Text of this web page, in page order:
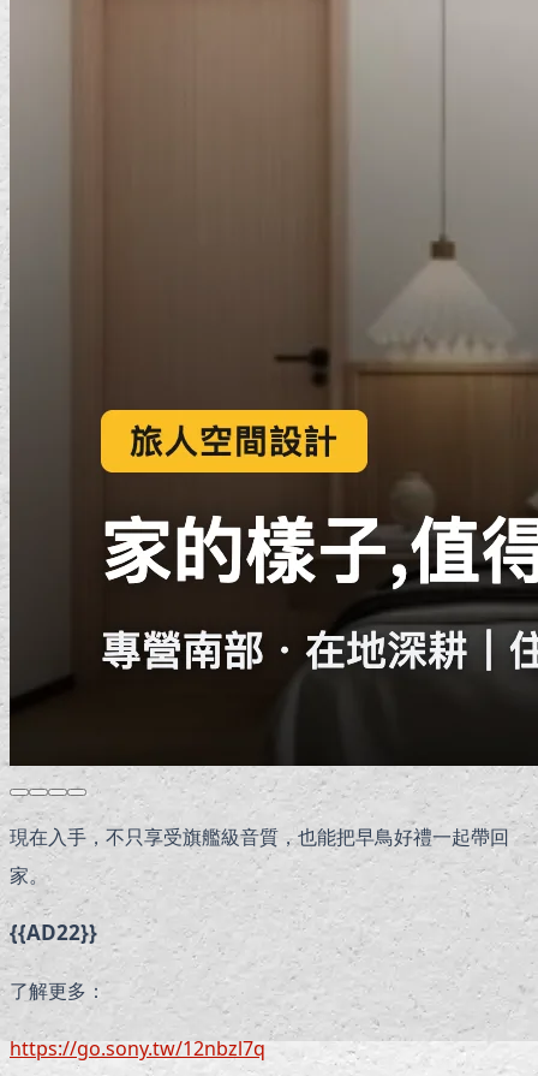
現在入手，不只享受旗艦級音質，也能把早鳥好禮一起帶回
家。
{{AD22}}
了解更多：
https://go.sony.tw/12nbzl7q